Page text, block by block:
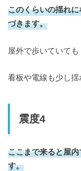
このくらいの揺れ
づきます。
屋外で歩いていて
看板や電線も少し揺
震度4
ここまで来ると屋
す。